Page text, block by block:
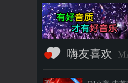
嗨友喜欢